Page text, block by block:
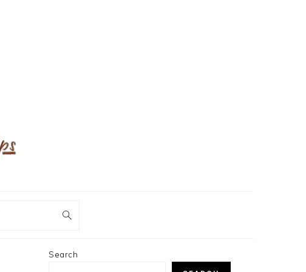
PRIMARY
Search